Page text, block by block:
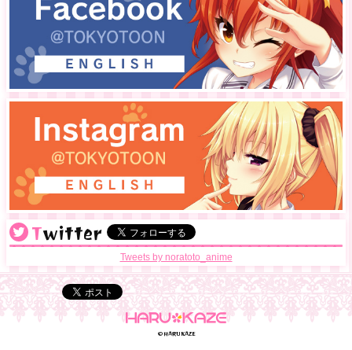
Twitter
@noratoto_anime
Tweets by noratoto_anime
©HARUKAZE